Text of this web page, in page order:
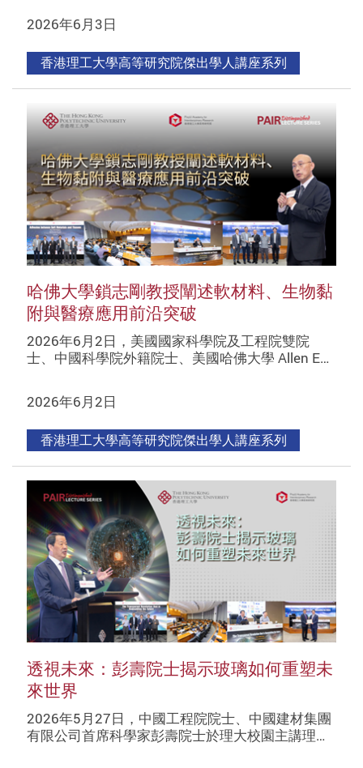
2026年6月3日
香港理工大學高等研究院傑出學人講座系列
哈佛大學鎖志剛教授闡述軟材料、生物黏
附與醫療應用前沿突破
2026年6月2日，美國國家科學院及工程院雙院
士、中國科學院外籍院士、美國哈佛大學 Allen E…
2026年6月2日
香港理工大學高等研究院傑出學人講座系列
透視未來：彭壽院士揭示玻璃如何重塑未
來世界
2026年5月27日，中國工程院院士、中國建材集團
有限公司首席科學家彭壽院士於理大校園主講理…